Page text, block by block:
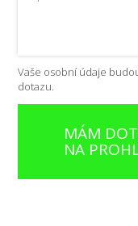
Vaše osobní údaje
dotazu.
MÁM
NA